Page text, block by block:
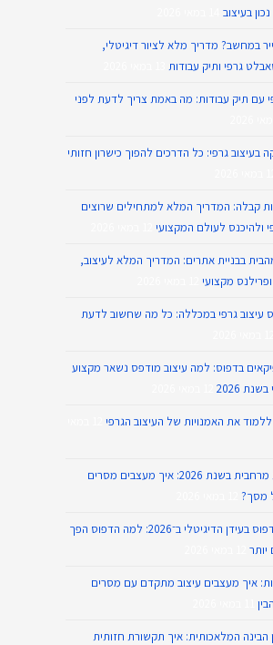
בעיצוב
במחשב? מדריך מלא לציור דיגיטלי,
גרפי ותיק עבודות
עם תיק עבודות: מה באמת צריך לדעת לפני
בעיצוב גרפי: כל הדרכים להפוך כישרון חזותי
קבלה: המדריך המלא למתחילים שרוצים
ולהיכנס לעולם המקצועי
בבניית אתרים: המדריך המלא לעיצוב,
מקצועי
עיצוב גרפי במכללה: כל מה שחשוב לדעת
בדפוס: למה עיצוב מודפס נשאר מקצוע
2026
את האמנויות של העיצוב הגרפי
תקשורת חזותית מרחבית בשנת 2026: איך מעצבים מסרים
מסך?
הביקוש לחומרי דפוס בעידן הדיגיטלי ב־2026: למה הדפוס הפך
יותר
איך מעצבים עיצוב מתקדם עם מסרים
הבינה המלאכותית: איך תקשורת חזותית